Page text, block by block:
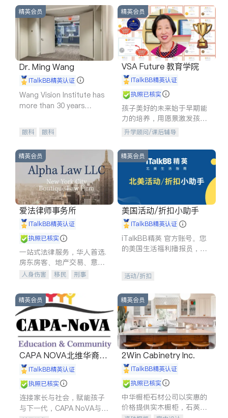
商铺租售
开发商建商
精英会员
Dr. Ming Wang
iTalkBB精英认证
Wang Vision Institute has
more than 30 years
眼科 眼科
精英会员
VSA Future 教育学院
iTalkBB精英认证
执照已核实
孩子美好的未来始于早期能
力的培养，用愿景激发孩子
的学习潜力和动力。理念：
拥有成长型心态是成功的基
石。
升学顾问/课后辅导
精英会员
爱法律师事务所
iTalkBB精英认证
执照已核实
一站式法律服务，华人首选.
房东房客、地产交易、意外
伤害、车祸重伤、商业诉
建筑合同、刑事案件全包办
人身伤害 移民
刑事
信托/遗嘱
商业
索赔
律师-其它 保释
精英会员
美国活动/折扣小助手
iTalkBB精英认证
iTalkBB精英 官方账号。您
的美国生活福利播报员，精
专属福利。
活动/折扣
精英会员
CAPA NOVA北维华裔家
长会iTalkBB精英认证
执照已核实
连接家长与社会，赋能孩子
与下一代，CAPA NoVA与您
精英会员
2Win Cabinetry Inc.
iTalkBB精英认证
执照已核实
中华橱柜石材公司以实惠的
价格提供实木橱柜，石英石